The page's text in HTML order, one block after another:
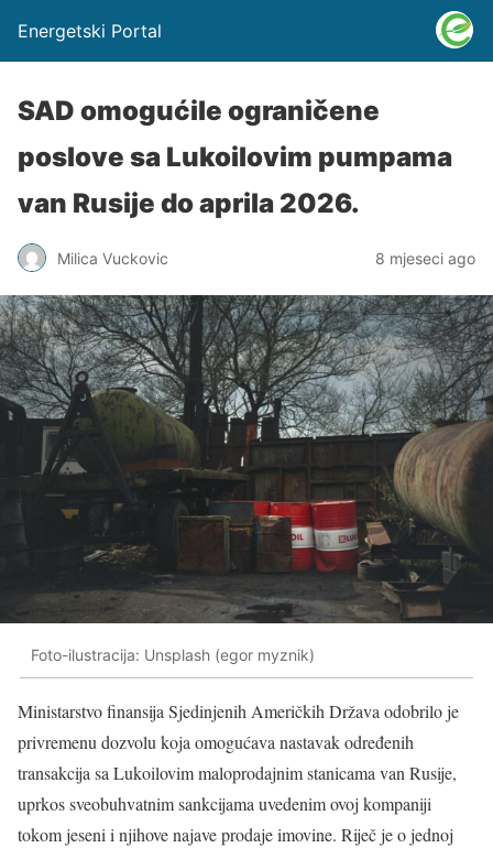
Energetski Portal
SAD omogućile ograničene
poslove sa Lukoilovim pumpama
van Rusije do aprila 2026.
Milica Vuckovic 8 mjeseci ago
Foto-ilustracija: Unsplash (egor myznik)
Ministarstvo finansija Sjedinjenih Američkih Država odobrilo je
privremenu dozvolu koja omogućava nastavak određenih
transakcija sa Lukoilovim maloprodajnim stanicama van Rusije,
uprkos sveobuhvatnim sankcijama uvedenim ovoj kompaniji
tokom jeseni i njihove najave prodaje imovine. Riječ je o jednoj